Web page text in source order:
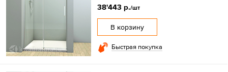
38'443 р./шт
В корзину
Быстрая покупка